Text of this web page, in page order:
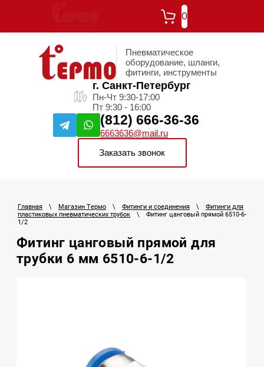
0
Пневматическое
оборудование, шланги,
фитинги, инструменты
г. Санкт-Петербург
Пн-Чт 9:30-17:00
Пт 9:30 - 16:00
(812) 666-36-36
6663636@mail.ru
Заказать звонок
Главная \ Магазин Термо \ Фитинги и соединения \
Фитинги для
пластиковых пневматических трубок
\
Фитинг цанговый прямой 6510-6-
1/2
Фитинг цанговый прямой для
трубки 6 мм 6510-6-1/2